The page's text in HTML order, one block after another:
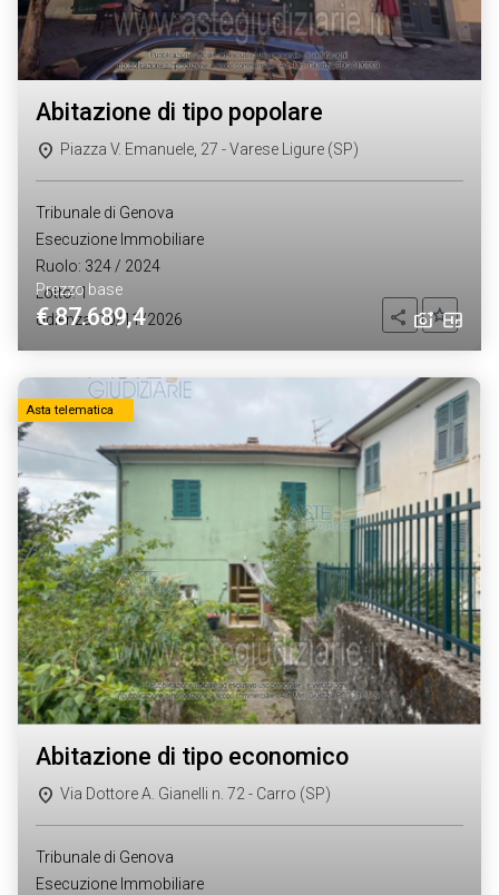
Prezzo base
€ 87.689,4
abitazione di tipo popolare
Piazza V. Emanuele, 27 - Varese Ligure (SP)
Tribunale di Genova
Esecuzione Immobiliare
Ruolo: 324 / 2024
Lotto: 1
Udienza: 10/11/2026
Condividi
Asta telematica
abitazione di tipo economico
Via Dottore A. Gianelli n. 72 - Carro (SP)
Tribunale di Genova
Esecuzione Immobiliare